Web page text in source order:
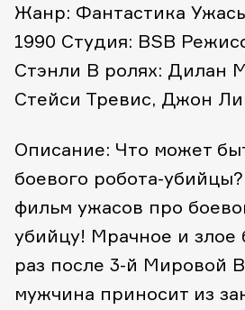
Жанр: Фантастика
1990 Студия: BSB
Стэнли В ролях: Дилан
Стейси Тревис, Джон
Описание: Что может
боевого робота-
фильм ужасов про
убийцу! Мрачное и злое
раз после 3-й Мировой
мужчина приносит из